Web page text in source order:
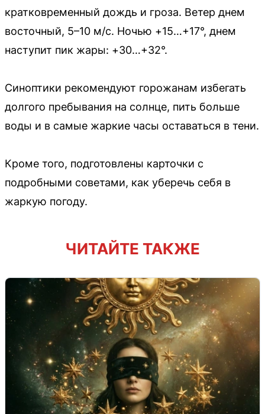
кратковременный дождь и гроза. Ветер днем
восточный, 5–10 м/с. Ночью +15…+17°, днем
наступит пик жары: +30…+32°.
Синоптики рекомендуют горожанам избегать
долгого пребывания на солнце, пить больше
воды и в самые жаркие часы оставаться в тени.
Кроме того, подготовлены карточки с
подробными советами, как уберечь себя в
жаркую погоду.
ЧИТАЙТЕ ТАКЖЕ